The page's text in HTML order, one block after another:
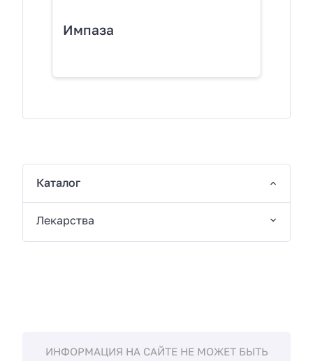
Импаза
Каталог
Лекарства
ИНФОРМАЦИЯ НА САЙТЕ НЕ МОЖЕТ БЫТЬ